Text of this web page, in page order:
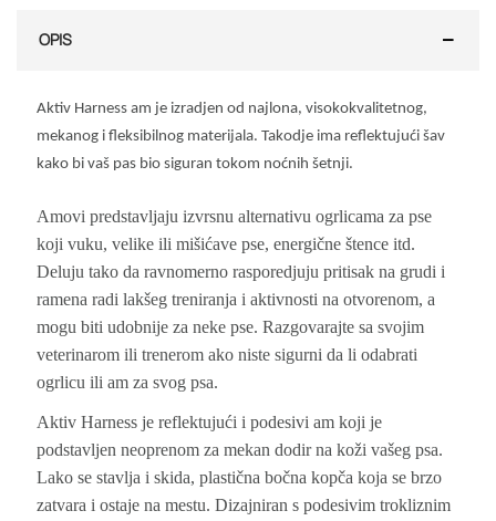
OPIS
Aktiv Harness am je izradjen od najlona, visokokvalitetnog,
mekanog i fleksibilnog materijala. Takodje ima reflektujući šav
kako bi vaš pas bio siguran tokom noćnih šetnji.
Amovi predstavljaju izvrsnu alternativu ogrlicama za pse
koji vuku, velike ili mišićave pse, energične štence itd.
Deluju tako da ravnomerno rasporedjuju pritisak na grudi i
ramena radi lakšeg treniranja i aktivnosti na otvorenom, a
mogu biti udobnije za neke pse. Razgovarajte sa svojim
veterinarom ili trenerom ako niste sigurni da li odabrati
ogrlicu ili am za svog psa.
Aktiv Harness je reflektujući i podesivi am koji je
podstavljen neoprenom za mekan dodir na koži vašeg psa.
Lako se stavlja i skida, plastična bočna kopča koja se brzo
zatvara i ostaje na mestu. Dizajniran s podesivim trokliznim